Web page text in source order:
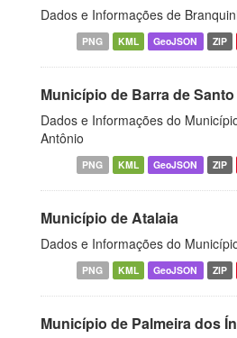
Dados e Informações de
PNG KML GeoJSON ZIP
Município de Barra de
Dados e Informações do
Antônio
PNG KML GeoJSON ZIP
Município de Atalaia
Dados e Informações do
PNG KML GeoJSON ZIP
Município de Palmeira dos